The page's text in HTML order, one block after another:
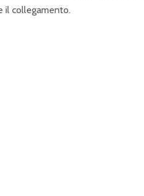
il collegamento.